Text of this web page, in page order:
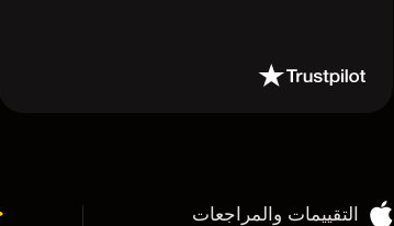
التقييمات والمراجعات